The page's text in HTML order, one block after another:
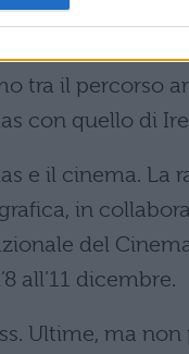
recital avrà luogo
tra il percorso
con quello di
e il cinema. La
in
del
all’11 dicembre.
Ultime, ma non